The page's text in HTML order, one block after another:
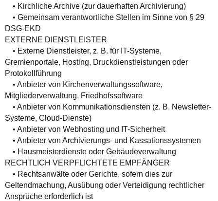
• Kirchliche Archive (zur dauerhaften Archivierung)
• Gemeinsam verantwortliche Stellen im Sinne von § 29
DSG-EKD
EXTERNE DIENSTLEISTER
• Externe Dienstleister, z. B. für IT-Systeme,
Gremienportale, Hosting, Druckdienstleistungen oder
Protokollführung
• Anbieter von Kirchenverwaltungssoftware,
Mitgliederverwaltung, Friedhofssoftware
• Anbieter von Kommunikationsdiensten (z. B. Newsletter-
Systeme, Cloud-Dienste)
• Anbieter von Webhosting und IT-Sicherheit
• Anbieter von Archivierungs- und Kassationssystemen
• Hausmeisterdienste oder Gebäudeverwaltung
RECHTLICH VERPFLICHTETE EMPFÄNGER
• Rechtsanwälte oder Gerichte, sofern dies zur
Geltendmachung, Ausübung oder Verteidigung rechtlicher
Ansprüche erforderlich ist